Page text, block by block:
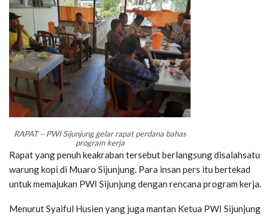
RAPAT – PWI Sijunjung gelar rapat perdana bahas
program kerja
Rapat yang penuh keakraban tersebut berlangsung disalahsatu
warung kopi di Muaro Sijunjung. Para insan pers itu bertekad
untuk memajukan PWI Sijunjung dengan rencana program kerja.
Menurut Syaiful Husien yang juga mantan Ketua PWI Sijunjung